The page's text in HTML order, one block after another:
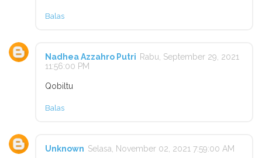
Balas
Nadhea Azzahro Putri Rabu, September 29, 2021
11:56:00 PM
Qobiltu
Balas
Unknown Selasa, November 02, 2021 7:59:00 AM